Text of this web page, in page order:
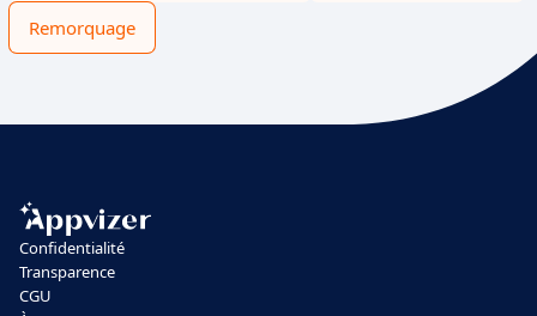
Remorquage
Confidentialité
Transparence
CGU